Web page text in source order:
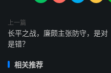
上一篇
长平之战，廉颇主张防守，是对
是错？
相关推荐